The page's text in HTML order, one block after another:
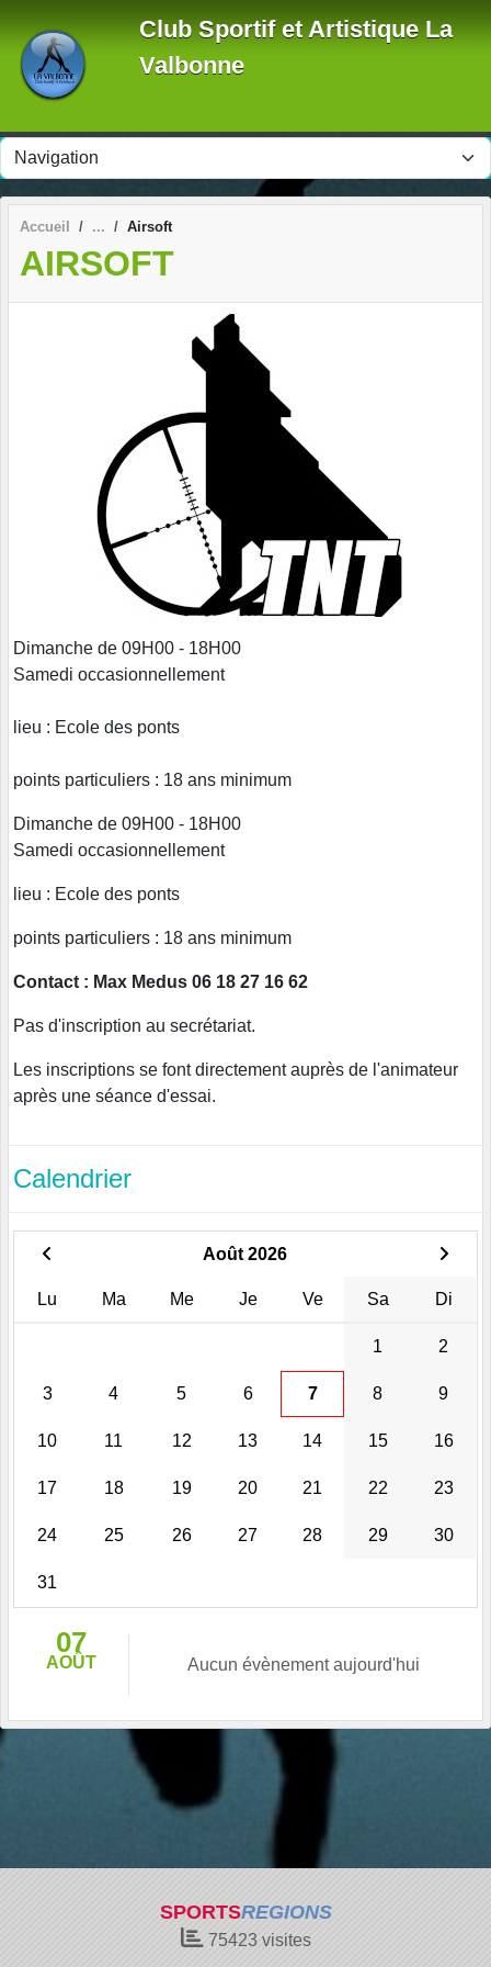
Club Sportif et Artistique La
Valbonne
Accueil Airsoft
AIRSOFT
Dimanche de 09H00 - 18H00
Samedi occasionnellement
lieu : Ecole des ponts
points particuliers : 18 ans minimum
Dimanche de 09H00 - 18H00
Samedi occasionnellement
lieu : Ecole des ponts
points particuliers : 18 ans minimum
Contact : Max Medus 06 18 27 16 62
Pas d'inscription au secrétariat.
Les inscriptions se font directement auprès de l'animateur
après une séance d'essai.
Calendrier
Août 2026
Lu Ma Me Je Ve Sa Di
1 2
3 4 5 6 7 8 9
10 11 12 13 14 15 16
17 18 19 20 21 22 23
24 25 26 27 28 29 30
31
07
AOÛT Aucun évènement aujourd'hui
SPORTSREGIONS
75423visites